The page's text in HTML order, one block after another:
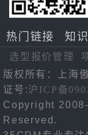
热门链接 知
选型报价管理
版权所有：上海
证号:沪ICP备
Copyright
Reserved.